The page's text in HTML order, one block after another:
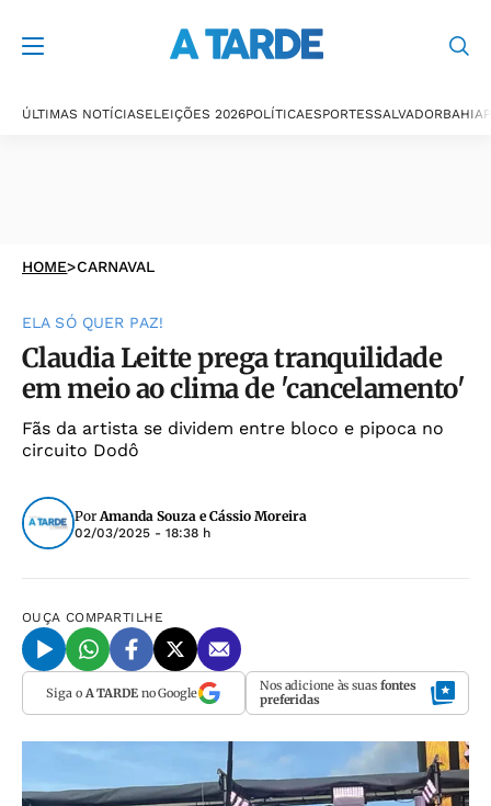
ÚLTIMAS NOTÍCIASELEIÇÕES 2026POLÍTICAESPORTESSALVADORBAHIA
HOME>CARNAVAL
ELA SÓ QUER PAZ!
Claudia Leitte prega tranquilidade
em meio ao clima de 'cancelamento'
Fãs da artista se dividem entre bloco e pipoca no
circuito Dodô
PorAmanda Souza e Cássio Moreira
02/03/2025 - 18:38 h
OUÇA COMPARTILHE
Siga o A TARDEno Google Nos adicione às suas fontes
preferidas